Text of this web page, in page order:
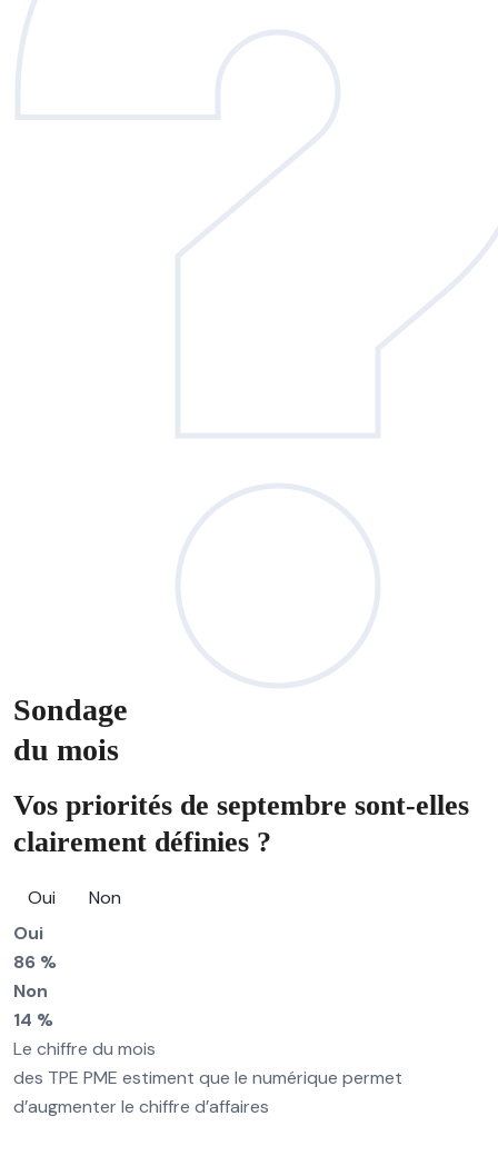
Sondage
du mois
Vos priorités de septembre sont-elles
clairement définies ?
Oui
Non
Oui
86 %
Non
14 %
Le chiffre du mois
des TPE PME estiment que le numérique permet
d’augmenter le chiffre d’affaires